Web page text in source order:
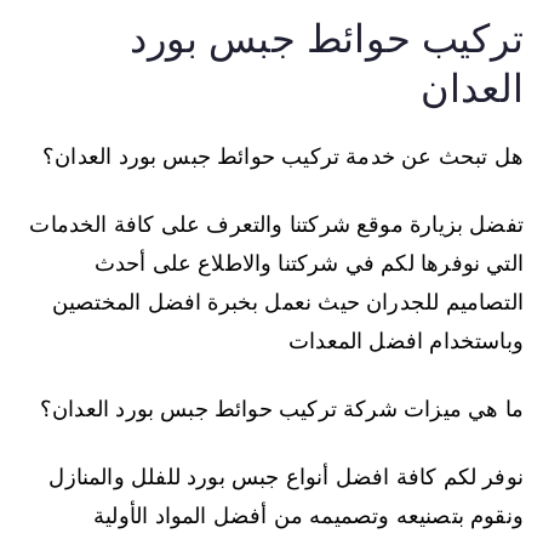
تركيب حوائط جبس بورد
العدان
هل تبحث عن خدمة تركيب حوائط جبس بورد العدان؟
تفضل بزيارة موقع شركتنا والتعرف على كافة الخدمات
التي نوفرها لكم في شركتنا والاطلاع على أحدث
التصاميم للجدران حيث نعمل بخبرة افضل المختصين
وباستخدام افضل المعدات
ما هي ميزات شركة تركيب حوائط جبس بورد العدان؟
نوفر لكم كافة افضل أنواع جبس بورد للفلل والمنازل
ونقوم بتصنيعه وتصميمه من أفضل المواد الأولية